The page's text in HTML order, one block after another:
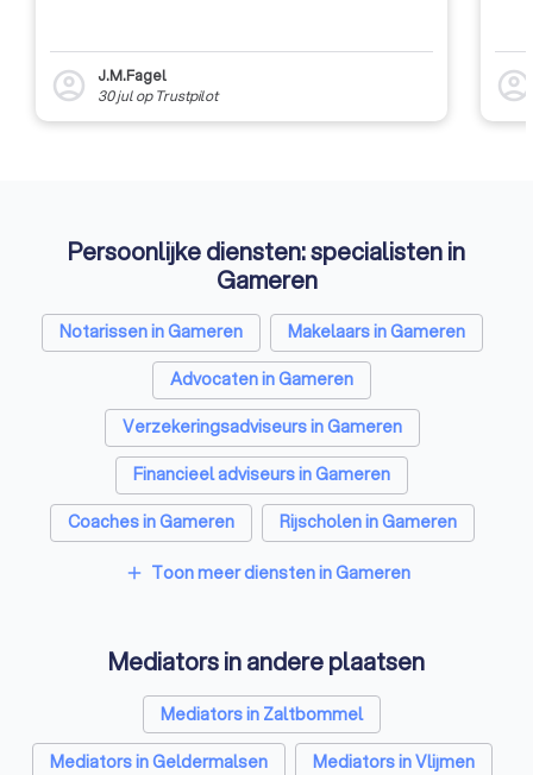
account_circle
J.M.Fagel
30 julop Trustpilot account_circle
Persoonlijke diensten: specialisten in
Gameren
Notarissen in Gameren
Makelaars in Gameren
Advocaten in Gameren
Verzekeringsadviseurs in Gameren
Financieel adviseurs in Gameren
Coaches in Gameren
Rijscholen in Gameren
Relatietherapeuten in Gameren
Belastingadviseurs in Gameren
Hypotheekadviseurs in Gameren
Personal trainers in Gameren
Diëtisten in Gameren
add Toon meer diensten in Gameren
Mediators in andere plaatsen
Mediators in Zaltbommel
Mediators in Geldermalsen
Mediators in Vlijmen